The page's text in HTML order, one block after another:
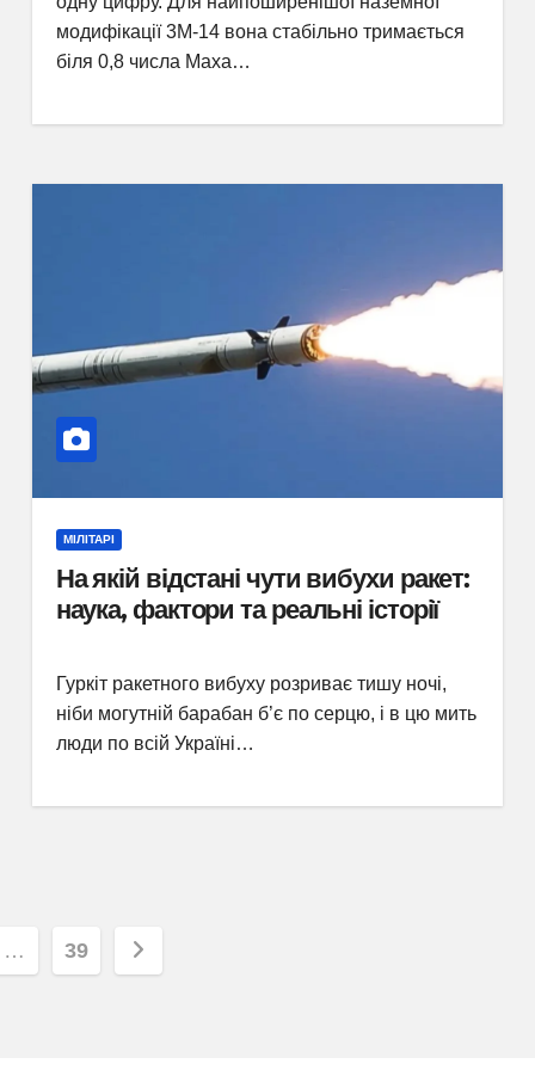
модифікації 3М-14 вона стабільно тримається
біля 0,8 числа Маха…
МІЛІТАРІ
На якій відстані чути вибухи ракет:
наука, фактори та реальні історії
Гуркіт ракетного вибуху розриває тишу ночі,
ніби могутній барабан б’є по серцю, і в цю мить
люди по всій Україні…
… 39